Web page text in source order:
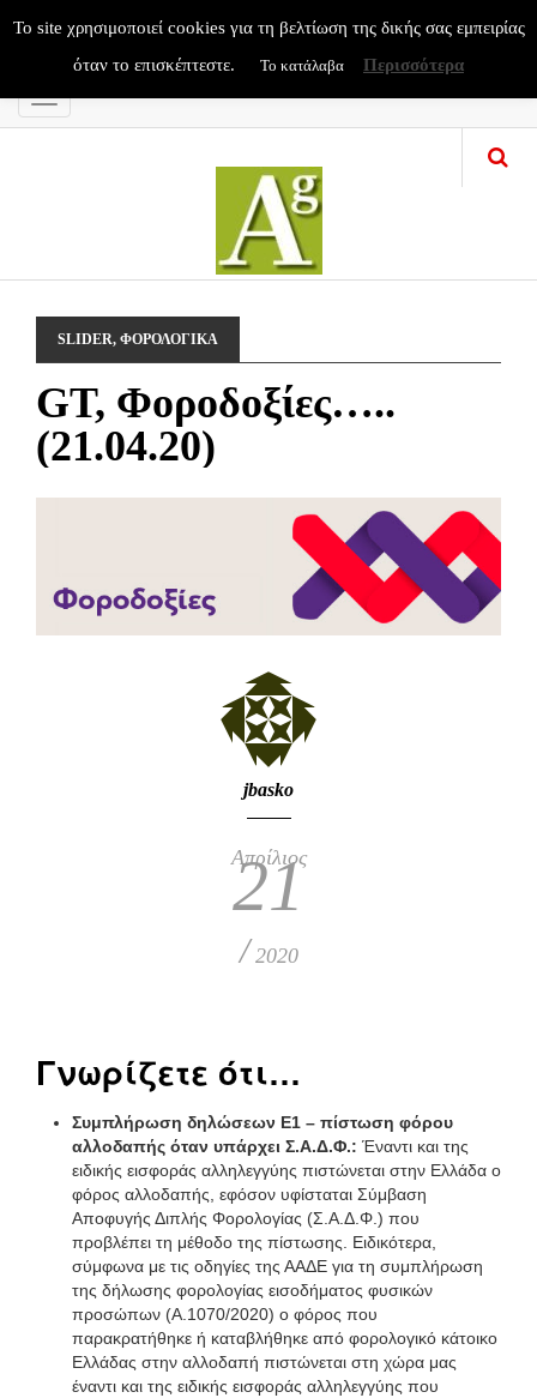
Menu
SLIDER, ΦΟΡΟΛΟΓΙΚΑ
GT, Φοροδοξίες…..
(21.04.20)
jbasko
Απρίλιος
21
/ 2020
Γνωρίζετε ότι…
Συμπλήρωση δηλώσεων Ε1 – πίστωση φόρου
αλλοδαπής όταν υπάρχει Σ.Α.Δ.Φ.: Έναντι και της
ειδικής εισφοράς αλληλεγγύης πιστώνεται στην Ελλάδα ο
φόρος αλλοδαπής, εφόσον υφίσταται Σύμβαση
Αποφυγής Διπλής Φορολογίας (Σ.Α.Δ.Φ.) που
προβλέπει τη μέθοδο της πίστωσης. Ειδικότερα,
σύμφωνα με τις οδηγίες της ΑΑΔΕ για τη συμπλήρωση
της δήλωσης φορολογίας εισοδήματος φυσικών
προσώπων (Α.1070/2020) ο φόρος που
παρακρατήθηκε ή καταβλήθηκε από φορολογικό κάτοικο
Ελλάδας στην αλλοδαπή πιστώνεται στη χώρα μας
έναντι και της ειδικής εισφοράς αλληλεγγύης που
To site χρησιμοποιεί cookies για τη βελτίωση της δικής σας εμπειρίας
όταν το επισκέπτεστε.
Το κατάλαβα Περισσότερα